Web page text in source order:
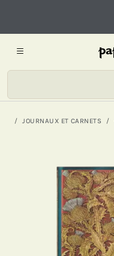
JOURNAUX ET CARNETS